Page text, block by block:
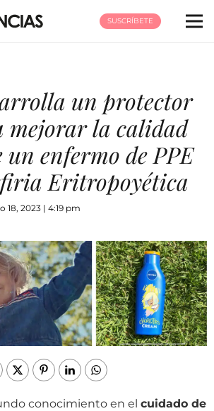
SUSCRÍBETE
un protector
mejorar la calidad
un enfermo de PPE
Eritropoyética
18, 2023 | 4:19 pm
conocimiento en el cuidado de